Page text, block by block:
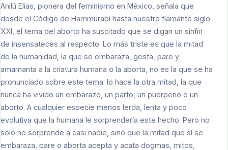
Anilú Elías, pionera del feminismo en México, señala que
desde el Código de Hammurabi hasta nuestro flamante siglo
XXI, el tema del aborto ha suscitado que se digan un sinfín
de insensateces al respecto. Lo más triste es que la mitad
de la humanidad, la que se embaraza, gesta, pare y
amamanta a la criatura humana o la aborta, no es la que se ha
pronunciado sobre este tema: lo hace la otra mitad, la que
nunca ha vivido un embarazo, un parto, un puerperio o un
aborto. A cualquier especie menos lerda, lenta y poco
evolutiva que la humana le sorprendería este hecho. Pero no
sólo no sorprende a casi nadie, sino que la mitad que sí se
embaraza, pare o aborta acepta y acata dogmas, mitos,